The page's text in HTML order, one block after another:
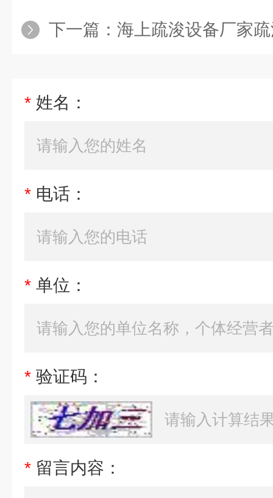
下一篇： 海上疏浚设备厂家疏
* 姓名：
* 电话：
* 单位：
* 验证码：
* 留言内容：